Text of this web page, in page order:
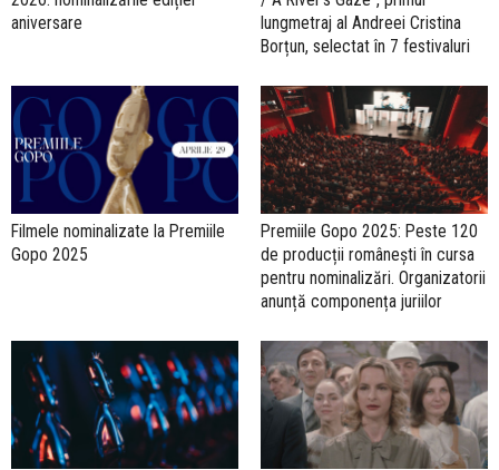
aniversare
lungmetraj al Andreei Cristina
Borțun, selectat în 7 festivaluri
Filmele nominalizate la Premiile
Gopo 2025
Premiile Gopo 2025: Peste 120
de producții românești în cursa
pentru nominalizări. Organizatorii
anunță componența juriilor